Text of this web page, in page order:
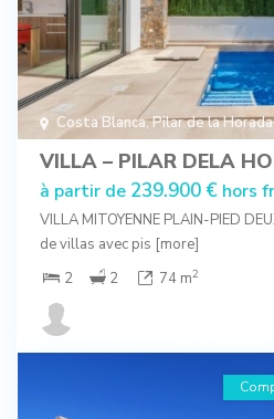
Costa Blanca,Pilar de la
VILLA – PILAR DELA
à partir de 239.900 € hors
VILLA MITOYENNE PLAIN-PIED
de villas avec pis [more]
2
2 74 m2